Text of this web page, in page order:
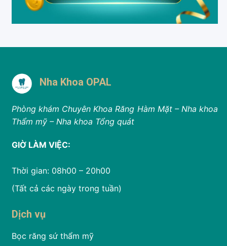
Nha Khoa OPAL
Phòng khám Chuyên Khoa Răng Hàm Mặt – Nha khoa
Thẩm mỹ – Nha khoa Tổng quát
GIỜ LÀM VIỆC:
Thời gian: 08h00 – 20h00
(Tất cả các ngày trong tuần)
Dịch vụ
Bọc răng sứ thẩm mỹ